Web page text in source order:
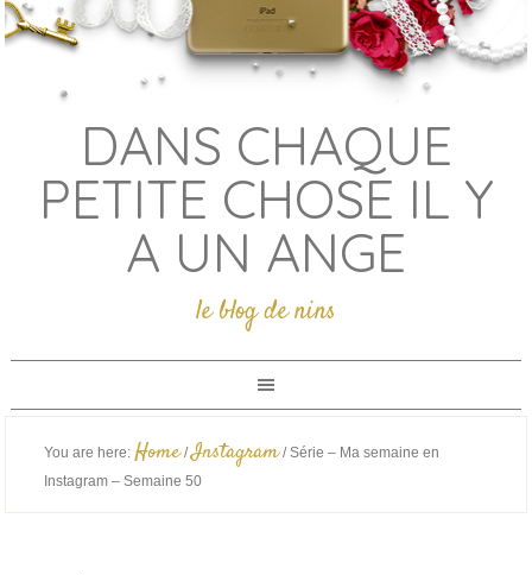
DANS CHAQUE
PETITE CHOSE IL Y
A UN ANGE
le blog de nins
You are here: Home / Instagram /Série – Ma semaine en
Instagram – Semaine 50